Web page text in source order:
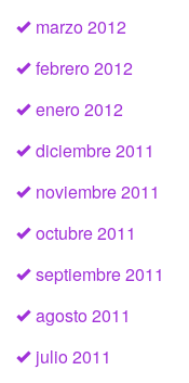
marzo 2012
febrero 2012
enero 2012
diciembre 2011
noviembre 2011
octubre 2011
septiembre 2011
agosto 2011
julio 2011